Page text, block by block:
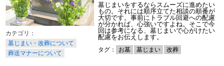
墓じまい・改葬について
葬送マナーについて
墓じまいをするならスムーズに進めたい
もの。それには順序立てた相談の順番が
大切です。事前にトラブル回避への配慮
が分かれば、心強いですよね。そこで今
回は参考になる、墓じまいで心がけたい
配慮をお伝えします。
タグ： お墓 墓じまい 改葬